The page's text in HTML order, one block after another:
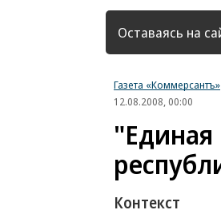
страница
Оставаясь на
Газета «Коммерсантъ»
12.08.2008, 00:00
"Единая
Контекст